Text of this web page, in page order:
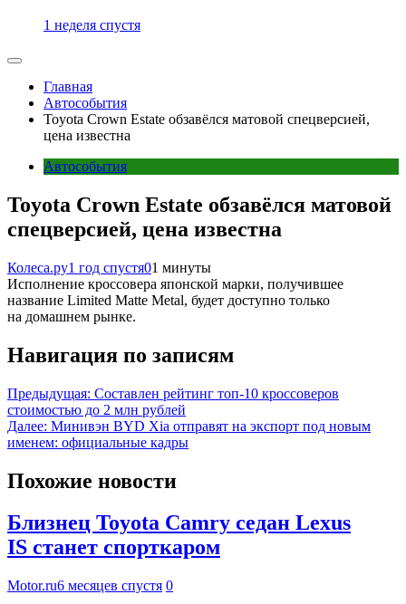
1 неделя спустя
Главная
Автособытия
Toyota Crown Estate обзавёлся матовой спецверсией,
цена известна
Автособытия
Toyota Crown Estate обзавёлся матовой
спецверсией, цена известна
Колеса.ру1 год спустя01 минуты
Исполнение кроссовера японской марки, получившее
название Limited Matte Metal, будет доступно только
на домашнем рынке.
Навигация по записям
Предыдущая: Составлен рейтинг топ-10 кроссоверов
стоимостью до 2 млн рублей
Далее: Минивэн BYD Xia отправят на экспорт под новым
именем: официальные кадры
Похожие новости
Близнец Toyota Camry седан Lexus
IS станет спорткаром
Motor.ru6 месяцев спустя 0